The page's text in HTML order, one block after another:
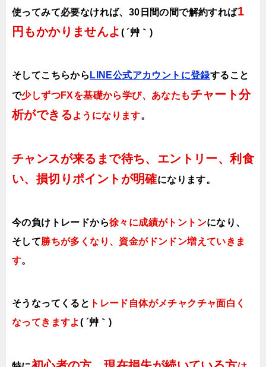
使ってみて必要なければ、30日間の間で解約すれば1
円もかかりませんよ ( ´艸｀)
そしてこちらから LINE公式アカウントに登録すること
で少しずつFXを基礎から学び、あなたも チャート分
析ができるようになります。
チャンスが来るまで待ち、エントリー、利食
い、損切りポイントが明確になります。
今の負けトレードから徐々に成績がトントンになり、
そして勝ちが多くなり、資金がドンドン増えていきま
す。
そうなってくると トレード自体がメチャクチャ面白く
なってきますよ ( ´艸｀)